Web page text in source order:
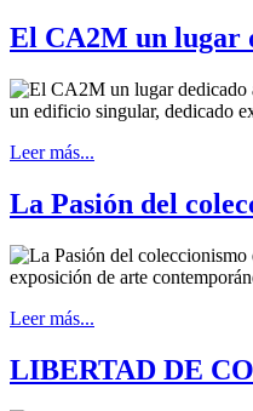
El CA2M un lugar
un edificio singular, dedicado
Leer más...
La Pasión del
exposición de arte
Leer más...
LIBERTAD DE